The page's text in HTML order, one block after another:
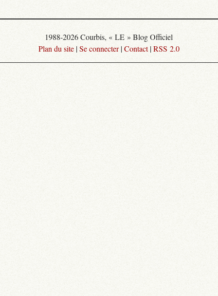
1988-2026 Courbis, « LE » Blog Officiel
Plan du site |Se connecter|Contact|RSS 2.0